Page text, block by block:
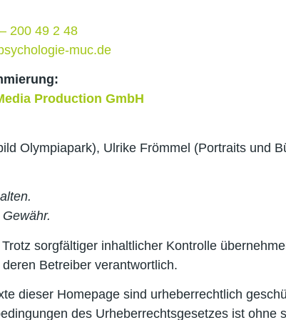
200 49 2 48
muc.de
Production GmbH
Olympiapark), Ulrike Frömmel (Portraits und
Trotz sorgfältiger inhaltlicher Kontrolle
Betreiber verantwortlich.
dieser Homepage sind urheberrechtlich
des Urheberrechtsgesetzes ist